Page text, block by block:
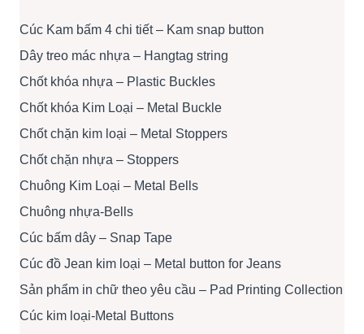
Cúc Kam bấm 4 chi tiết – Kam snap button
Dây treo mác nhựa – Hangtag string
Chốt khóa nhựa – Plastic Buckles
Chốt khóa Kim Loại – Metal Buckle
Chốt chặn kim loại – Metal Stoppers
Chốt chặn nhựa – Stoppers
Chuông Kim Loại – Metal Bells
Chuông nhựa-Bells
Cúc bấm dây – Snap Tape
Cúc đồ Jean kim loại – Metal button for Jeans
Sản phẩm in chữ theo yêu cầu – Pad Printing Collection
Cúc kim loại-Metal Buttons